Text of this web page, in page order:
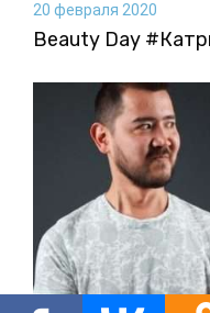
20 февраля 2020
Beauty Day